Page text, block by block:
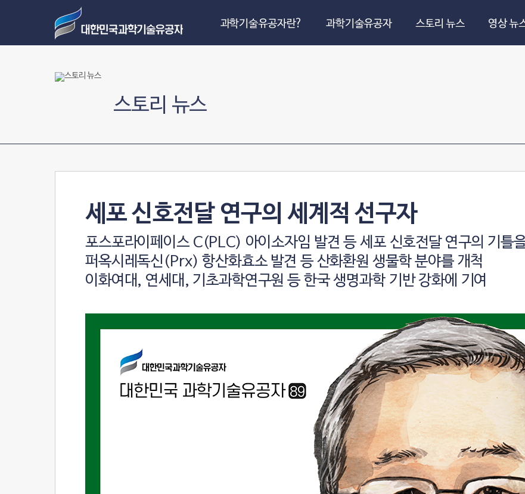
과학기술유공자란? 과학기술유공자 스토리 뉴스 영상 뉴
스토리 뉴스
세포 신호전달 연구의 세계적 선구자
포스포라이페이스 C(PLC) 아이소자임 발견 등 세포 신호전달 연구의 기틀
퍼옥시레독신(Prx) 항산화효소 발견 등 산화환원 생물학 분야를 개척
이화여대, 연세대, 기초과학연구원 등 한국 생명과학 기반 강화에 기여